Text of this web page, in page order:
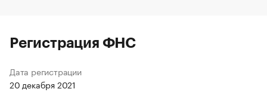
Регистрация ФНС
Дата регистрации
20 декабря 2021